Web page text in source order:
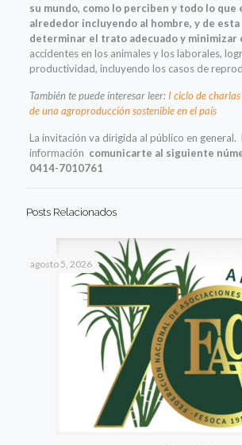
su mundo, como lo perciben y todo lo que
alrededor incluyendo al hombre, y de esta
determinar el trato adecuado y minimizar
accidentes en los animales y los laborales,
productividad, incluyendo los casos de
También te puede interesar leer: I ciclo de
de una agroproducción sostenible en el país
La invitación va dirigida al público en general.
información comunicarte al siguiente
0414-7010761
Posts Relacionados
agosto 5, 2026